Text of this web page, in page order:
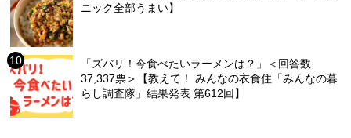
ニック全部うまい】
「ズバリ！今食べたいラーメンは？」＜回答数
37,337票＞【教えて！ みんなの衣食住「みんなの暮
らし調査隊」結果発表 第612回】